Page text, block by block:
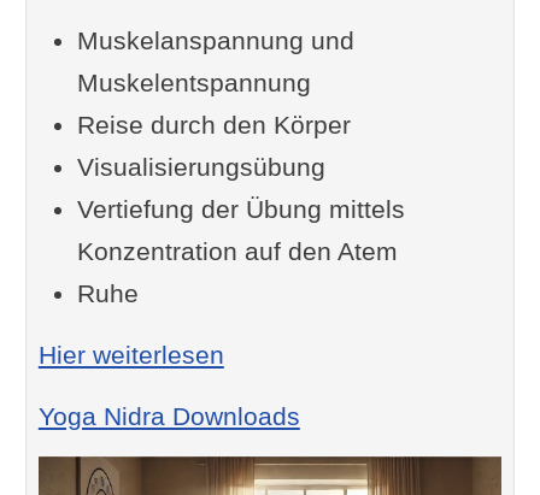
Muskelanspannung und
Muskelentspannung
Reise durch den Körper
Visualisierungsübung
Vertiefung der Übung mittels
Konzentration auf den Atem
Ruhe
Hier weiterlesen: MP3
Yoga Nidra Downloads